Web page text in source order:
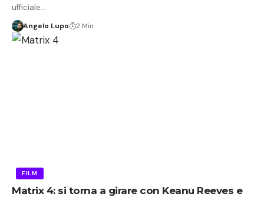
ufficiale…
Angelo Lupo 2 Min
FILM
Matrix 4: si torna a girare con Keanu Reeves e